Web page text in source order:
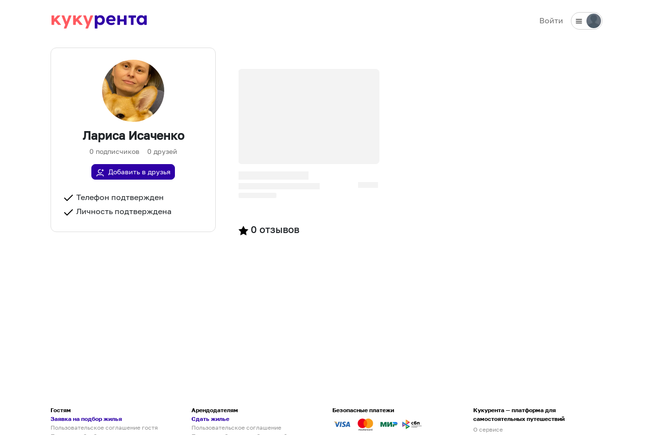
Войти
Лариса Исаченко
0 подписчиков 0 друзей
Добавить в друзья
Телефон подтвержден
Личность подтверждена
0 отзывов
Гостям
Заявка на подбор жилья
Пользовательское соглашение гостя
Арендодателям
Сдать жилье
Пользовательское соглашение
Безопасные платежи
Кукурента — платформа для
самостоятельных путешествий
О сервисе